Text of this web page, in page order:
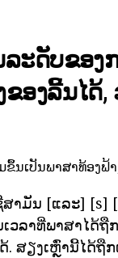
ລະດັບຂອງ
ອງລີ້ນໄດ້,
ນເປັນພາສາທ້ອງຟ້
າມັນ [ແລະ] [s]
ວລາທີ່ພາສາໄດ້ຖື
. ສຽງເຫຼົ່ານີ້ໄດ້ຖື